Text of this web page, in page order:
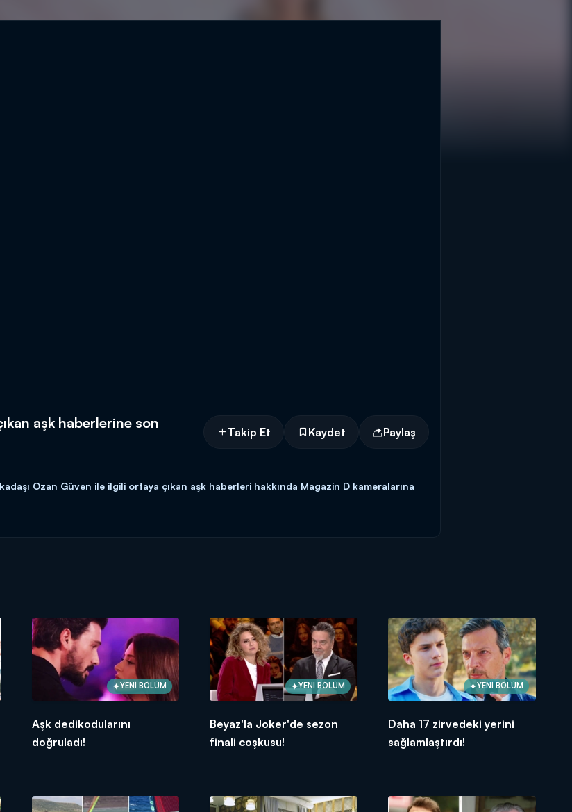
aşk haberlerine son
Takip Et Kaydet Paylaş
Ozan Güven ile ilgili ortaya çıkan aşk haberleri hakkında Magazin D kameralarına
özel haberleriyle Magazin D Cumartesi, Kanal D'de!
YENİ BÖLÜM
Aşk dedikodularını
doğruladı!
YENİ BÖLÜM
Beyaz'la Joker'de sezon
finali coşkusu!
YENİ BÖLÜM
Daha 17 zirvedeki yerini
sağlamlaştırdı!